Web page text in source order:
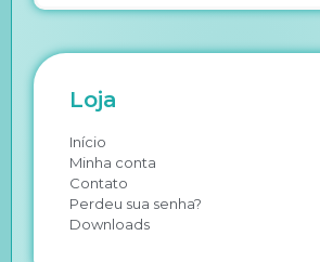
Loja
Início
Minha conta
Contato
Perdeu sua senha?
Downloads